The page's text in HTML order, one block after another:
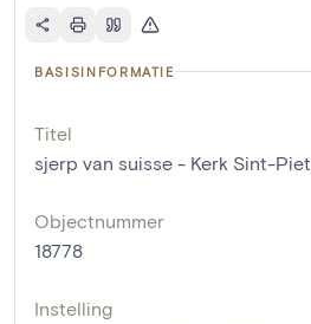
BASISINFORMATIE
Titel
sjerp van suisse - Kerk Sint-
Objectnummer
18778
Instelling